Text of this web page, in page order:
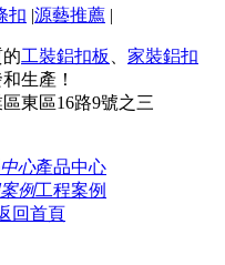
扣 |源藝推薦 |
工裝鋁扣板
家裝鋁扣
生產！
東區16路9號之三
產品中心
工程案例
回首頁